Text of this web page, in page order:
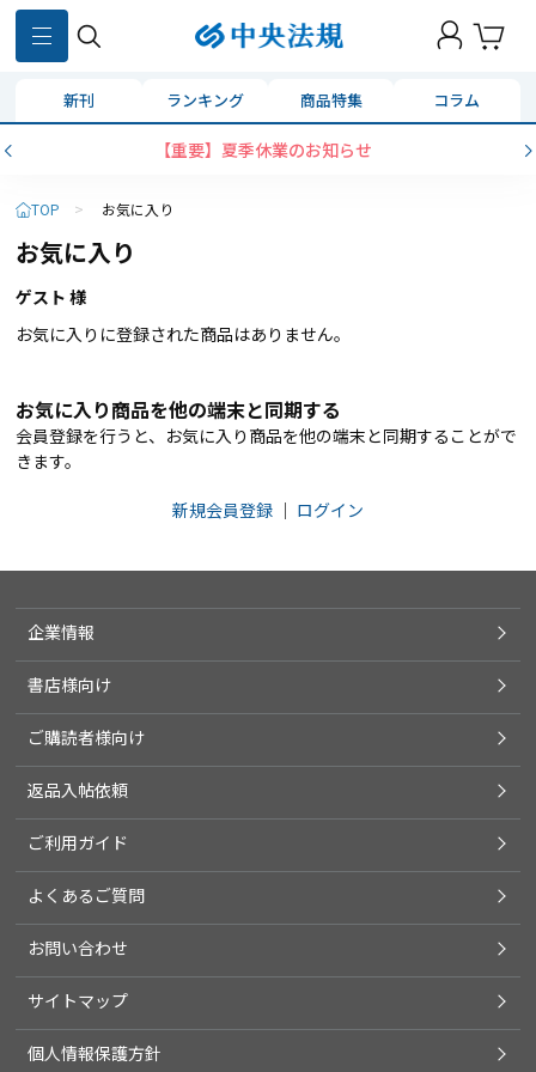
新刊 ランキング 商品特集 コラム
【重要】夏季休業のお知らせ
TOP > お気に入り
お気に入り
ゲスト 様
お気に入りに登録された商品はありません。
お気に入り商品を他の端末と同期する
会員登録を行うと、お気に入り商品を他の端末と同期することがで
きます。
新規会員登録 ｜ ログイン
企業情報
書店様向け
ご購読者様向け
返品入帖依頼
ご利用ガイド
よくあるご質問
お問い合わせ
サイトマップ
個人情報保護方針